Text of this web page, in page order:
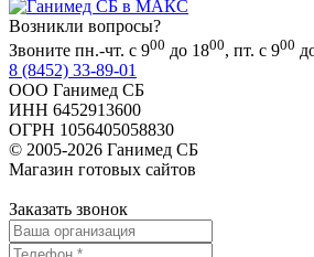
Возникли вопросы?
Звоните пн.-чт. с 900 до 1800, пт. с 900
8 (8452) 33-89-01
ООО Ганимед СБ
ИНН 6452913600
ОГРН 1056405058830
© 2005-2026 Ганимед СБ
Магазин готовых сайтов
Заказать звонок